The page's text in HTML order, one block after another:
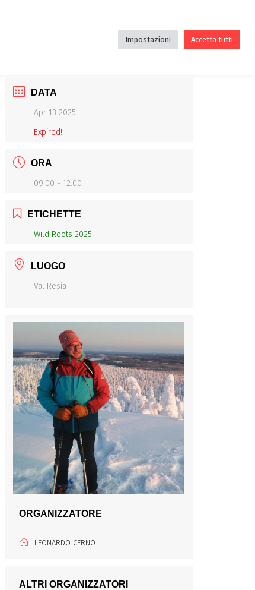
ASSOCIAZIONE BLOG
DATA
Apr 13 2025
Expired!
ORA
09:00 - 12:00
ETICHETTE
Wild Roots 2025
LUOGO
Val Resia
ORGANIZZATORE
LEONARDO CERNO
ALTRI ORGANIZZATORI
Impostazioni Accetta tutti